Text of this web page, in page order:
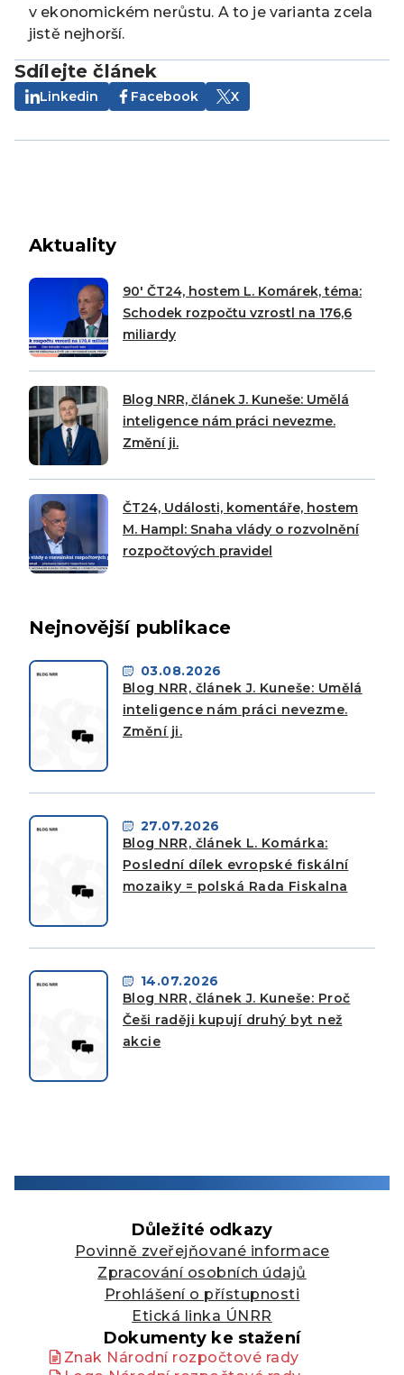
v ekonomickém nerůstu. A to je varianta zcela
jistě nejhorší.
Sdílejte článek
Linkedin Facebook X
Aktuality
90′ ČT24, hostem L. Komárek, téma:
Schodek rozpočtu vzrostl na 176,6
miliardy
Blog NRR, článek J. Kuneše: Umělá
inteligence nám práci nevezme.
Změní ji.
ČT24, Události, komentáře, hostem
M. Hampl: Snaha vlády o rozvolnění
rozpočtových pravidel
Nejnovější publikace
03.08.2026
Blog NRR, článek J. Kuneše: Umělá
inteligence nám práci nevezme.
Změní ji.
27.07.2026
Blog NRR, článek L. Komárka:
Poslední dílek evropské fiskální
mozaiky = polská Rada Fiskalna
14.07.2026
Blog NRR, článek J. Kuneše: Proč
Češi raději kupují druhý byt než
akcie
Důležité odkazy
Povinně zveřejňované informace
Zpracování osobních údajů
Prohlášení o přístupnosti
Etická linka ÚNRR
Dokumenty ke stažení
Znak Národní rozpočtové rady